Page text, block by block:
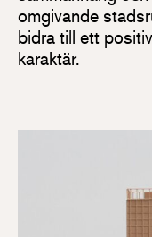
omgivande
bidra till ett
karaktär.